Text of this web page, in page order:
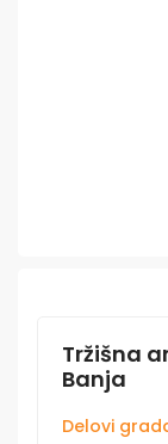
Tržišna
Banja
Delovi